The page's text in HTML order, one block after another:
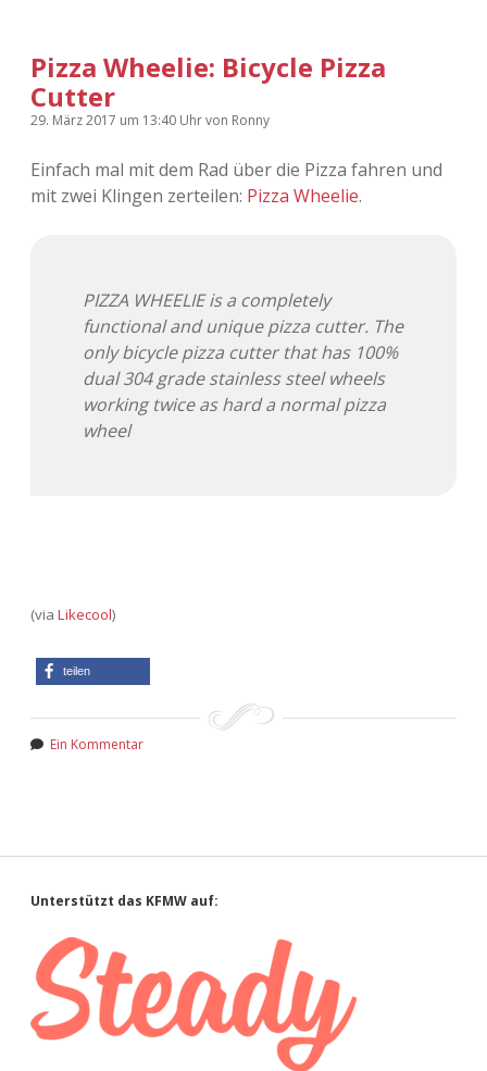
Pizza Wheelie: Bicycle Pizza
Cutter
29. März 2017 um 13:40 Uhrvon Ronny
Einfach mal mit dem Rad über die Pizza fahren und
mit zwei Klingen zerteilen: Pizza Wheelie.
PIZZA WHEELIE is a completely
functional and unique pizza cutter. The
only bicycle pizza cutter that has 100%
dual 304 grade stainless steel wheels
working twice as hard a normal pizza
wheel
(via Likecool)
teilen
Ein Kommentar
Sidebar
Unterstützt das KFMW auf: